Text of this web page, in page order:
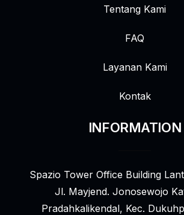
Tentang Kami
FAQ
Layanan Kami
Kontak
INFORMATION
Spazio Tower Office Building
Jl. Mayjend. Jonosewojo
Pradahkalikendal, Kec.